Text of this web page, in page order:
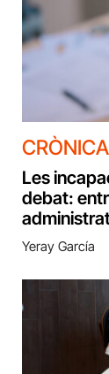
CRÒNICA
Les
debat:
Yeray García